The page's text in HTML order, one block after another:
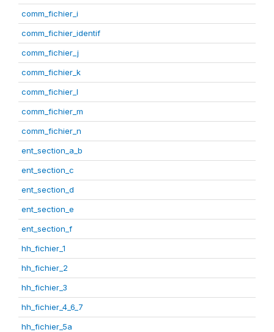
comm_fichier_i
comm_fichier_identif
comm_fichier_j
comm_fichier_k
comm_fichier_l
comm_fichier_m
comm_fichier_n
ent_section_a_b
ent_section_c
ent_section_d
ent_section_e
ent_section_f
hh_fichier_1
hh_fichier_2
hh_fichier_3
hh_fichier_4_6_7
hh_fichier_5a